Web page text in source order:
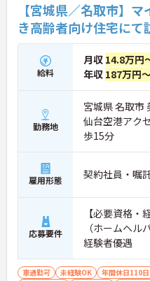
【宮城県／名取市】
き高齢者向け住宅にて
給料
月収 14.8万円
年収 187万円
勤務地
宮城県 名取市
仙台空港アク
歩15分
雇用形態 契約社員・嘱
応募要件
【必要資格
（ホームヘ
経験者優遇
車通勤可 未経験OK 年間休日110